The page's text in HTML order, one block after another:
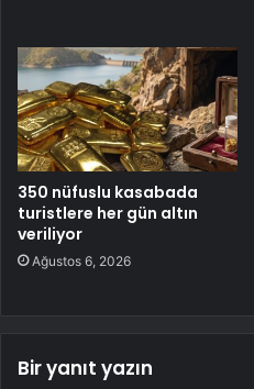
350 nüfuslu kasabada
turistlere her gün altın
veriliyor
Ağustos 6, 2026
Bir yanıt yazın